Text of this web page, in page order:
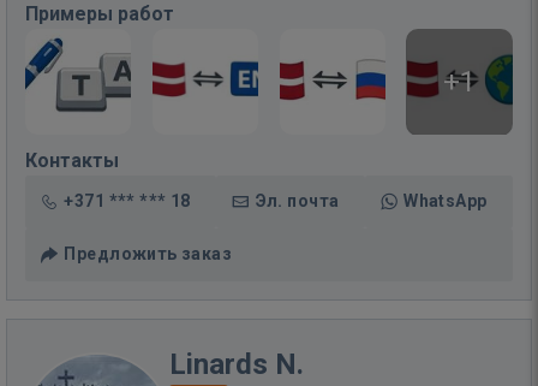
Примеры работ
+1
Контакты
+371 *** *** 18 Эл. почта WhatsApp
Предложить заказ
Linards N.